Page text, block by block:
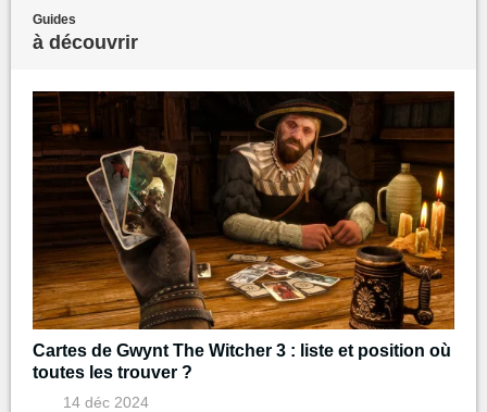
Guides
à découvrir
Cartes de Gwynt The Witcher 3 : liste et position où
toutes les trouver ?
14 déc 2024